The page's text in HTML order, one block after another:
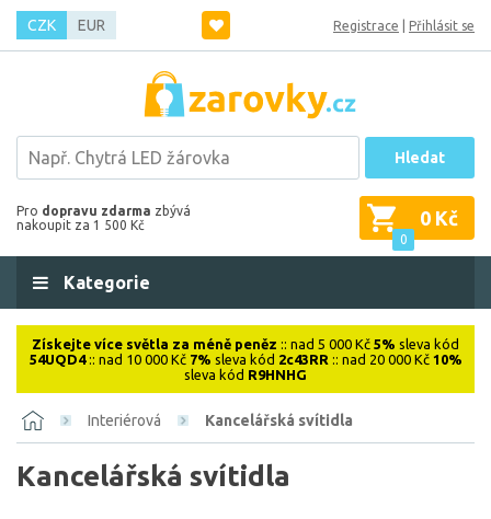
CZK EUR Registrace Přihlásit se
Hledat
Pro dopravu zdarma zbývá
nakoupit za 1 500 Kč
0
0 Kč
Kategorie
Získejte více světla za méně peněz :: nad 5 000 Kč 5% sleva kód
54UQD4:: nad 10 000 Kč 7% sleva kód 2c43RR :: nad 20 000 Kč 10%
sleva kód R9HNHG
Interiérová Kancelářská svítidla
Kancelářská svítidla